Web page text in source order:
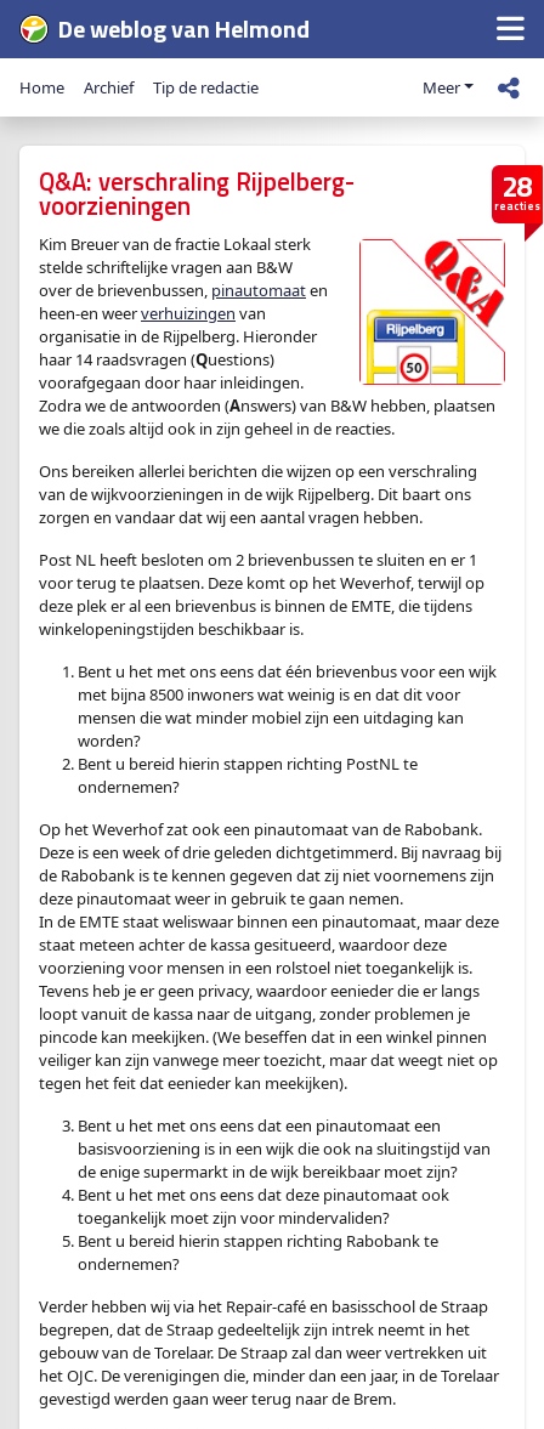
De weblog van Helmond
Home Archief Tip de redactie Meer
28
reacties
Q&A: verschraling Rijpelberg-
voorzieningen
Kim Breuer van de fractie Lokaal sterk
stelde schriftelijke vragen aan B&W
over de brievenbussen, pinautomaaten
heen-en weerverhuizingen van
organisatie in de Rijpelberg. Hieronder
haar 14 raadsvragen (Questions)
voorafgegaan door haar inleidingen.
Zodra we de antwoorden (Answers) van B&W hebben, plaatsen
we die zoals altijd ook in zijn geheel in de reacties.
Ons bereiken allerlei berichten die wijzen op een verschraling
van de wijkvoorzieningen in de wijk Rijpelberg. Dit baart ons
zorgen en vandaar dat wij een aantal vragen hebben.
Post NL heeft besloten om 2 brievenbussen te sluiten en er 1
voor terug te plaatsen. Deze komt op het Weverhof, terwijl op
deze plek er al een brievenbus is binnen de EMTE, die tijdens
winkelopeningstijden beschikbaar is.
Bent u het met ons eens dat één brievenbus voor een wijk
met bijna 8500 inwoners wat weinig is en dat dit voor
mensen die wat minder mobiel zijn een uitdaging kan
worden?
Bent u bereid hierin stappen richting PostNL te
ondernemen?
Op het Weverhof zat ook een pinautomaat van de Rabobank.
Deze is een week of drie geleden dichtgetimmerd. Bij navraag bij
de Rabobank is te kennen gegeven dat zij niet voornemens zijn
deze pinautomaat weer in gebruik te gaan nemen.
In de EMTE staat weliswaar binnen een pinautomaat, maar deze
staat meteen achter de kassa gesitueerd, waardoor deze
voorziening voor mensen in een rolstoel niet toegankelijk is.
Tevens heb je er geen privacy, waardoor eenieder die er langs
loopt vanuit de kassa naar de uitgang, zonder problemen je
pincode kan meekijken. (We beseffen dat in een winkel pinnen
veiliger kan zijn vanwege meer toezicht, maar dat weegt niet op
tegen het feit dat eenieder kan meekijken).
Bent u het met ons eens dat een pinautomaat een
basisvoorziening is in een wijk die ook na sluitingstijd van
de enige supermarkt in de wijk bereikbaar moet zijn?
Bent u het met ons eens dat deze pinautomaat ook
toegankelijk moet zijn voor mindervaliden?
Bent u bereid hierin stappen richting Rabobank te
ondernemen?
Verder hebben wij via het Repair-café en basisschool de Straap
begrepen, dat de Straap gedeeltelijk zijn intrek neemt in het
gebouw van de Torelaar. De Straap zal dan weer vertrekken uit
het OJC. De verenigingen die, minder dan een jaar, in de Torelaar
gevestigd werden gaan weer terug naar de Brem.